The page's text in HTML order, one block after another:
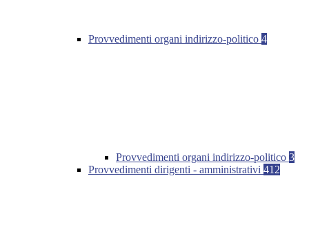
Provvedimenti organi indirizzo-politico 4
Provvedimenti organi indirizzo-politico 3
Provvedimenti dirigenti - amministrativi 412